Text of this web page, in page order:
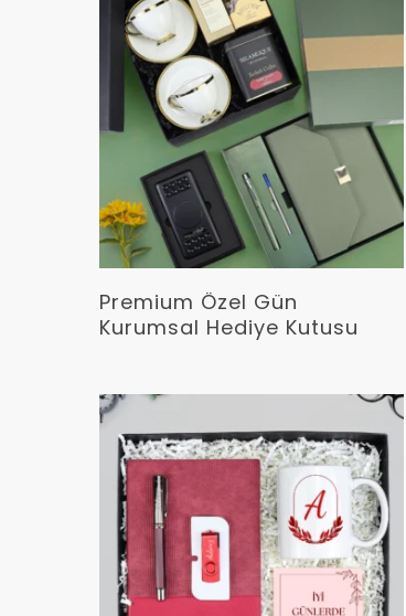
Devamını Oku
Premium Özel Gün
Kurumsal Hediye Kutusu